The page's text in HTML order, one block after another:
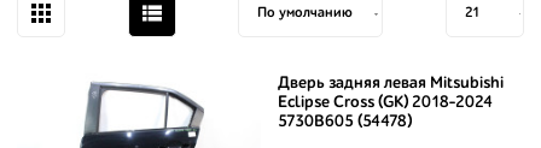
Дверь задняя левая Mitsubishi
Eclipse Cross (GK) 2018-2024
5730B605 (54478)